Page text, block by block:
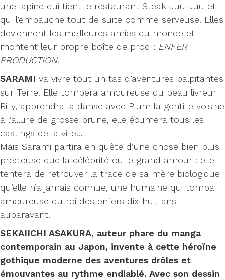
une lapine qui tient le restaurant Steak Juu Juu et
qui l’embauche tout de suite comme serveuse. Elles
deviennent les meilleures amies du monde et
montent leur propre boîte de prod : ENFER
PRODUCTION.
SARAMI va vivre tout un tas d’aventures palpitantes
sur Terre. Elle tombera amoureuse du beau livreur
Billy, apprendra la danse avec Plum la gentille voisine
à l’allure de grosse prune, elle écumera tous les
castings de la ville…
Mais Sarami partira en quête d’une chose bien plus
précieuse que la célébrité ou le grand amour : elle
tentera de retrouver la trace de sa mère biologique
qu’elle n’a jamais connue, une humaine qui tomba
amoureuse du roi des enfers dix-huit ans
auparavant.
SEKAIICHI ASAKURA, auteur phare du manga
contemporain au Japon, invente à cette héroïne
gothique moderne des aventures drôles et
émouvantes au rythme endiablé. Avec son dessin